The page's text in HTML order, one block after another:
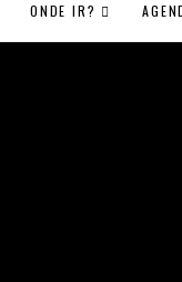
ONDE IR?